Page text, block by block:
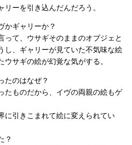
ーを引き込んだんだろう。
かギャリーか？
って、ウサギそのままのオブジェと
し、ギャリーが見ていた不気味な絵
ウサギの絵が幻覚な気がする。
たのはなぜ？
たものだから、イヴの両親の絵もゲ
に引きこまれて絵に変えられてい
？